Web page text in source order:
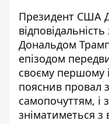
Президент США
Дональдом
епізодом
своєму першому
пояснив провал
самопочуттям, і
зніматиметься з